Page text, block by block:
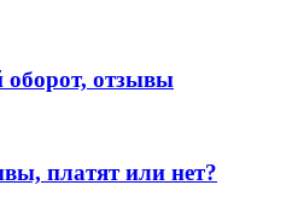
отзывы
платят или нет?